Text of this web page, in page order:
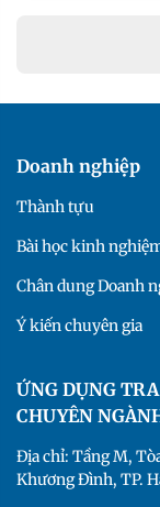
Doanh nghiệp
Thành tựu
Bài học kinh
Chân dung Doanh
Ý kiến chuyên gia
ỨNG DỤNG
CHUYÊN
Địa chỉ: Tầng M,
Khương Đình, TP.